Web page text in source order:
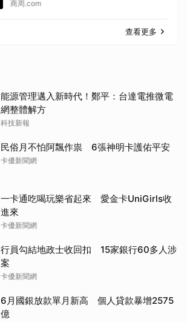
商周.com
查看更多
能源管理邁入新時代！鄭平：台達電推微電
網整體解方
科技新報
民俗月不怕阿飄作祟 6張神明卡護佑平安
卡優新聞網
一卡通吃喝玩樂省起來 愛金卡UniGirls收
進來
卡優新聞網
行員勾結地政士收回扣 15家銀行60多人涉
案
卡優新聞網
6月國銀放款單月新高 個人貸款暴增2575
億